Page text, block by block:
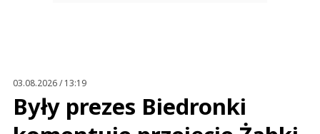
03.08.2026 / 13:19
Były prezes Biedronki